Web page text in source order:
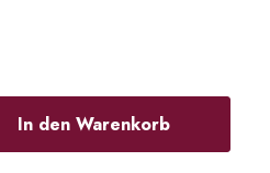
In den Warenkorb